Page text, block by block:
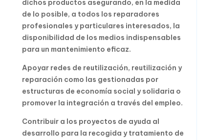
dichos productos asegurando, en la medida
de lo posible, a todos los reparadores
profesionales y particulares interesados, la
disponibilidad de los medios indispensables
para un mantenimiento eficaz.
Apoyar redes de reutilización, reutilización y
reparación como las gestionadas por
estructuras de economía social y solidaria o
promover la integración a través del empleo.
Contribuir a los proyectos de ayuda al
desarrollo para la recogida y tratamiento de